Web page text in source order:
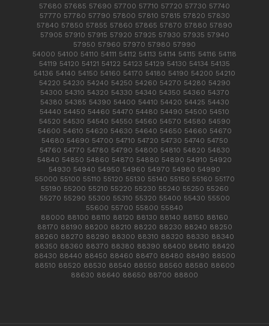
57680 57685 57690 57700 57710 57720 57730 57740
57770 57780 57790 57800 57810 57815 57820 57830
57840 57850 57855 57860 57865 57870 57880 57890
57905 57910 57915 57920 57925 57930 57935 57940
57950 57960 57970 57980 57990
54000 54100 54110 54111 54112 54113 54114 54115 54116 54118
54119 54120 54121 54122 54123 54129 54130 54134 54135
54136 54140 54150 54160 54170 54180 54190 54200 54210
54220 54230 54240 54250 54260 54270 54280 54290
54300 54310 54320 54330 54340 54350 54360 54370
54380 54385 54390 54400 54410 54420 54425 54430
54440 54450 54460 54470 54480 54490 54500 54510
54520 54530 54540 54550 54560 54570 54580 54590
54600 54610 54620 54630 54640 54650 54660 54670
54680 54690 54700 54710 54720 54730 54740 54750
54760 54770 54780 54790 54800 54810 54820 54830
54840 54850 54860 54870 54880 54890 54910 54920
54930 54940 54950 54960 54970 54980 54990
55000 55100 55110 55120 55130 55140 55150 55160 55170
55190 55200 55210 55220 55230 55240 55250 55260
55270 55290 55300 55310 55320 55400 55430 55500
55600 55700 55800 55840
88000 88100 88110 88120 88130 88140 88150 88160
88170 88190 88200 88210 88220 88230 88240 88250
88260 88270 88290 88300 88310 88320 88330 88340
88350 88360 88370 88380 88390 88400 88410 88420
88430 88440 88450 88460 88470 88480 88490 88500
88510 88520 88530 88540 88550 88560 88580 88600
88630 88640 88650 88700 88800